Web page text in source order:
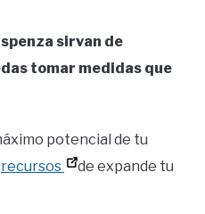
sirvan de
tomar medidas que
potencial de tu
recursos
de expande tu